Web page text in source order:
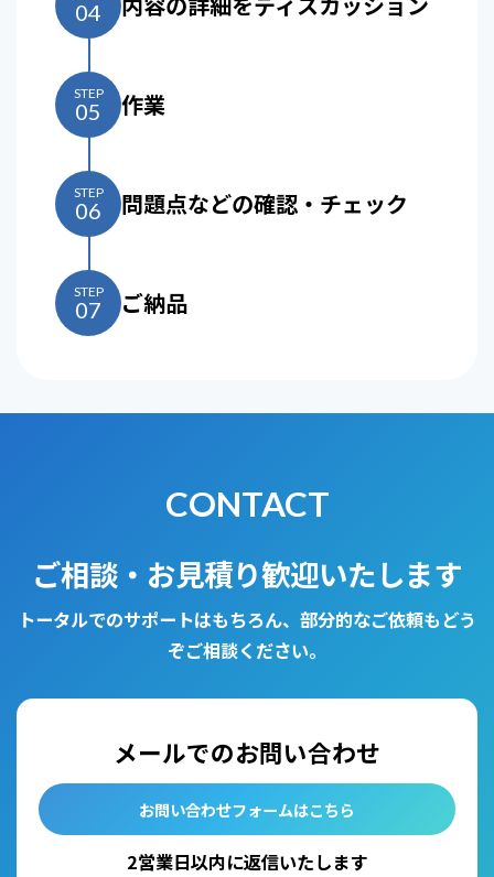
04
STEP
05 作業
STEP
06 問題点などの確認・チェック
STEP
07 ご納品
CONTACT
ご相談・お見積り歓迎いたします
トータルでのサポートはもちろん、部分的なご依頼もどう
ぞご相談ください。
メールでのお問い合わせ
お問い合わせフォームはこちら
2営業日以内に返信いたします